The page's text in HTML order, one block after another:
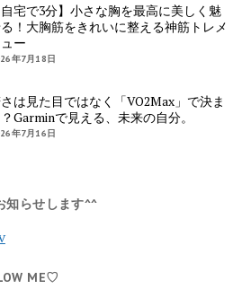
自宅で3分】小さな胸を最高に美しく魅
！大胸筋をきれいに整える神筋トレメ
ー
年7月18日
は見た目ではなく「VO2Max」で決ま
Garminで見える、未来の自分。
年7月16日
知らせします^^
ME♡